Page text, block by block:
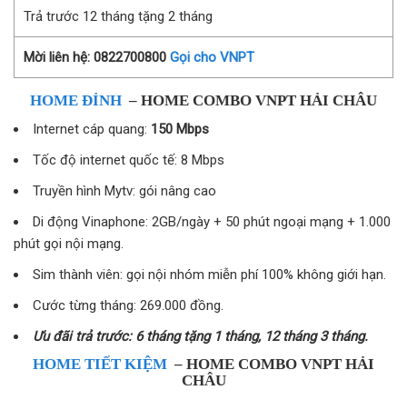
Trả trước 12 tháng tặng 2 tháng
Mời liên hệ: 0822700800 Gọi cho VNPT
HOME ĐỈNH – HOME COMBO VNPT HẢI CHÂU
Internet cáp quang: 150 Mbps
Tốc độ internet quốc tế: 8 Mbps
Truyền hình Mytv: gói nâng cao
Di động Vinaphone: 2GB/ngày + 50 phút ngoại mạng + 1.000
phút gọi nội mạng.
Sim thành viên: gọi nội nhóm miễn phí 100% không giới hạn.
Cước từng tháng: 269.000 đồng.
Ưu đãi trả trước: 6 tháng tặng 1 tháng, 12 tháng 3 tháng.
HOME TIẾT KIỆM – HOME COMBO VNPT HẢI
CHÂU